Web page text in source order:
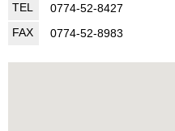
TEL
0774-52-8427
FAX
0774-52-8983